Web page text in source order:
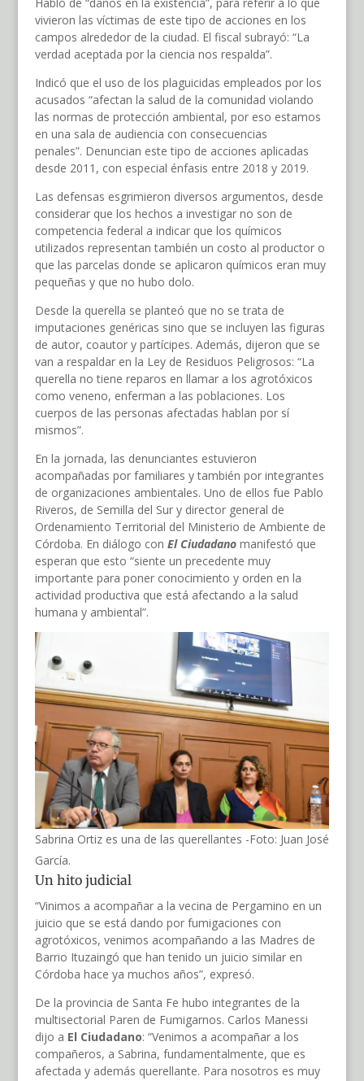
vivieron las víctimas de este tipo de acciones en los
campos alrededor de la ciudad. El fiscal subrayó: “La
verdad aceptada por la ciencia nos respalda”.
Indicó que el uso de los plaguicidas empleados por los
acusados “afectan la salud de la comunidad violando
las normas de protección ambiental, por eso estamos
en una sala de audiencia con consecuencias
penales”. Denuncian este tipo de acciones aplicadas
desde 2011, con especial énfasis entre 2018 y 2019.
Las defensas esgrimieron diversos argumentos, desde
considerar que los hechos a investigar no son de
competencia federal a indicar que los químicos
utilizados representan también un costo al productor o
que las parcelas donde se aplicaron químicos eran muy
pequeñas y que no hubo dolo.
Desde la querella se planteó que no se trata de
imputaciones genéricas sino que se incluyen las figuras
de autor, coautor y partícipes. Además, dijeron que se
van a respaldar en la Ley de Residuos Peligrosos: “La
querella no tiene reparos en llamar a los agrotóxicos
como veneno, enferman a las poblaciones. Los
cuerpos de las personas afectadas hablan por sí
mismos”.
En la jornada, las denunciantes estuvieron
acompañadas por familiares y también por integrantes
de organizaciones ambientales. Uno de ellos fue Pablo
Riveros, de Semilla del Sur y director general de
Ordenamiento Territorial del Ministerio de Ambiente de
Córdoba. En diálogo con El Ciudadanomanifestó que
esperan que esto “siente un precedente muy
importante para poner conocimiento y orden en la
actividad productiva que está afectando a la salud
humana y ambiental”.
Sabrina Ortiz es una de las querellantes -Foto: Juan José
García.
Un hito judicial
“Vinimos a acompañar a la vecina de Pergamino en un
juicio que se está dando por fumigaciones con
agrotóxicos, venimos acompañando a las Madres de
Barrio Ituzaingó que han tenido un juicio similar en
Córdoba hace ya muchos años”, expresó.
De la provincia de Santa Fe hubo integrantes de la
multisectorial Paren de Fumigarnos. Carlos Manessi
dijo a El Ciudadano: “Venimos a acompañar a los
compañeros, a Sabrina, fundamentalmente, que es
afectada y además querellante. Para nosotros es muy